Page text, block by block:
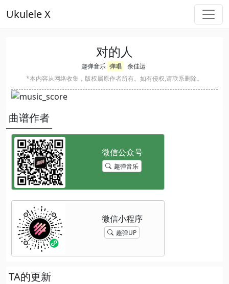
Ukulele X
对的人
趣弹音乐 弹唱
余佳运
*本内容从网络收集，版权属原作者所有。如有侵权,请联系删除。
曲谱作者
趣弹音乐
趣弹UP
TA的更新